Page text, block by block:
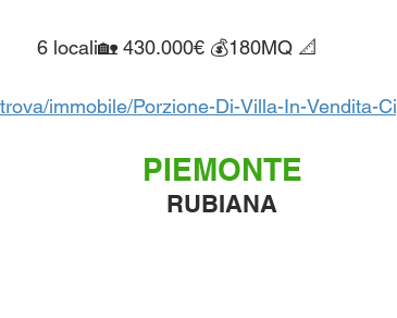
6 locali🏡 430.000€ 💰180MQ 📐
immobile/Porzione-Di-Villa-In-Vendita-
PIEMONTE
RUBIANA